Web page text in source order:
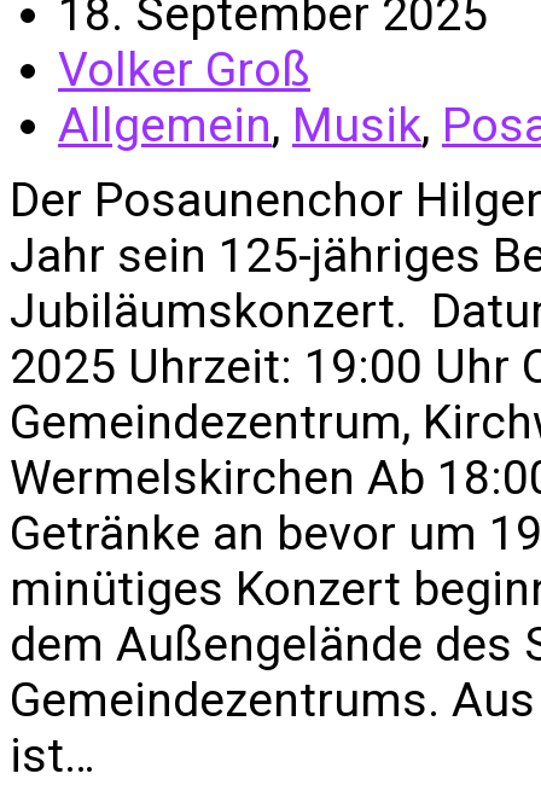
18. September 2025
Volker Groß
Allgemein, Musik,
Der Posaunenchor
Jahr sein 125-jähriges
Jubiläumskonzert.
2025 Uhrzeit: 19:00 Uhr
Gemeindezentrum,
Wermelskirchen Ab
Getränke an bevor um
minütiges Konzert
dem Außengelände des
Gemeindezentrums.
ist…